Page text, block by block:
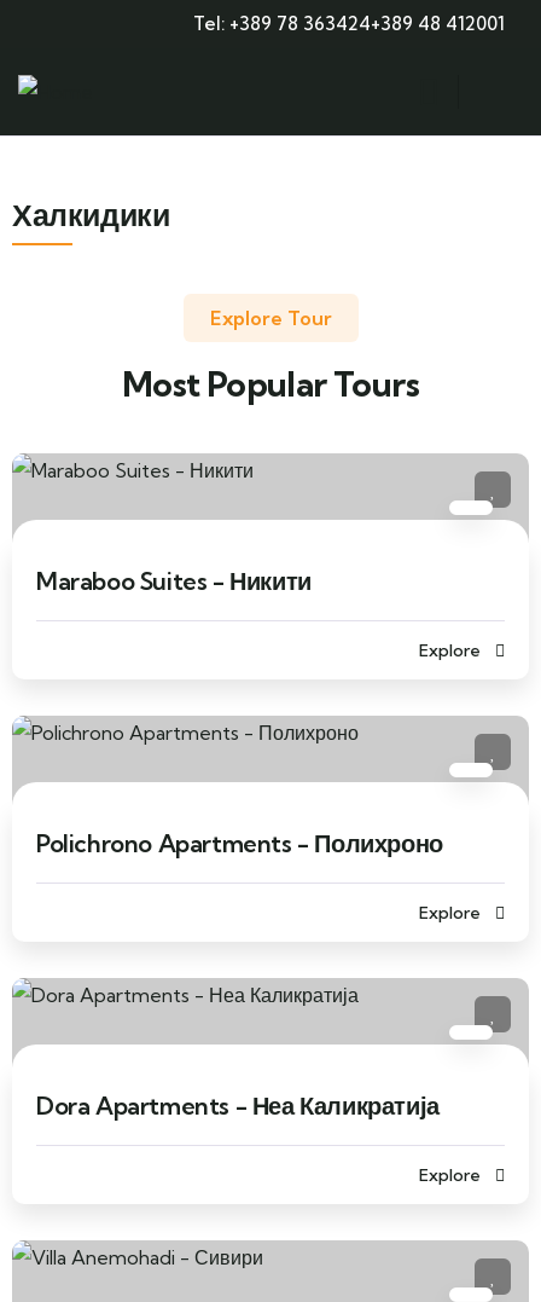
Tel: +389 78 363424+389 48 412001
Халкидики
Explore Tour
Most Popular Tours
Maraboo Suites - Никити
Explore
Polichrono Apartments - Полихроно
Explore
Dora Apartments - Неа Каликратија
Explore